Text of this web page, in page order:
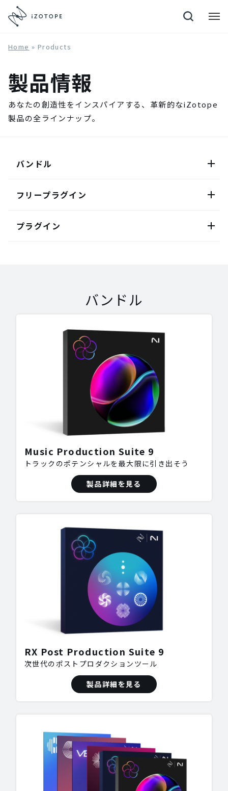
Home » Products
製品情報
あなたの創造性をインスパイアする、革新的なiZotope
製品の全ラインナップ。
バンドル
フリープラグイン
プラグイン
バンドル
Music Production Suite 9
トラックのポテンシャルを最大限に引き出そう
製品詳細を見る
RX Post Production Suite 9
次世代のポストプロダクションツール
製品詳細を見る